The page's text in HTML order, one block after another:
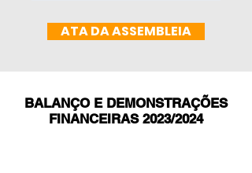
ATA DA ASSEMBLEIA
BALANÇO E DEMONSTRAÇÕES
FINANCEIRAS 2023/2024